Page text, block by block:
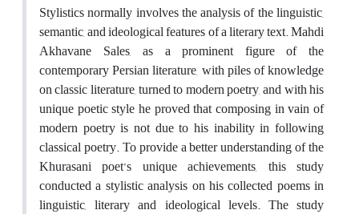
Stylistics normally involves the analysis of the linguistic,
semantic, and ideological features of a literary text. Mahdi
Akhavane Sales, as a prominent figure of the
contemporary Persian literature, with piles of knowledge
on classic literature, turned to modern poetry, and with his
unique poetic style he proved that composing in vain of
modern poetry is not due to his inability in following
classical poetry. To provide a better understanding of the
Khurasani poet’s unique achievements, this study
conducted a stylistic analysis on his collected poems in
linguistic, literary and ideological levels. The study